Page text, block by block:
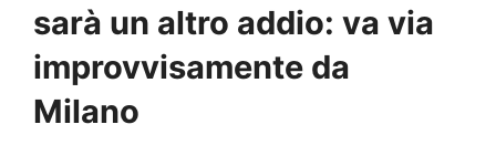
sarà un altro addio: va via
improvvisamente da
Milano